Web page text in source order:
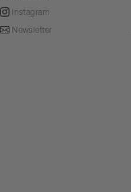
Instagram
Newsletter